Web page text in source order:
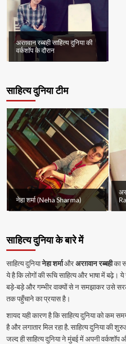
अरग़वान रब्बही साहित्य दुनिया की
वर्कशॉप के दौरान
साहित्य दुनिया टीम
नेहा शर्मा (Neha Sharma)
साहित्य दुनिया के बारे में
साहित्य दुनियानेहा शर्माऔरअरग़वान रब्बहीका
ये है कि लोगों की रूचि साहित्य और भाषा में बढ़े। ये
बड़े-बड़े और गम्भीर वाक्यों से न समझाकर उसे
तक पहुँचाने का प्रयास है।
शायद यही कारण है कि साहित्य दुनिया को कम
है और लगातार मिल रहा है. साहित्य दुनिया की
जल्द ही साहित्य दुनिया ने मुंबई में अपनी